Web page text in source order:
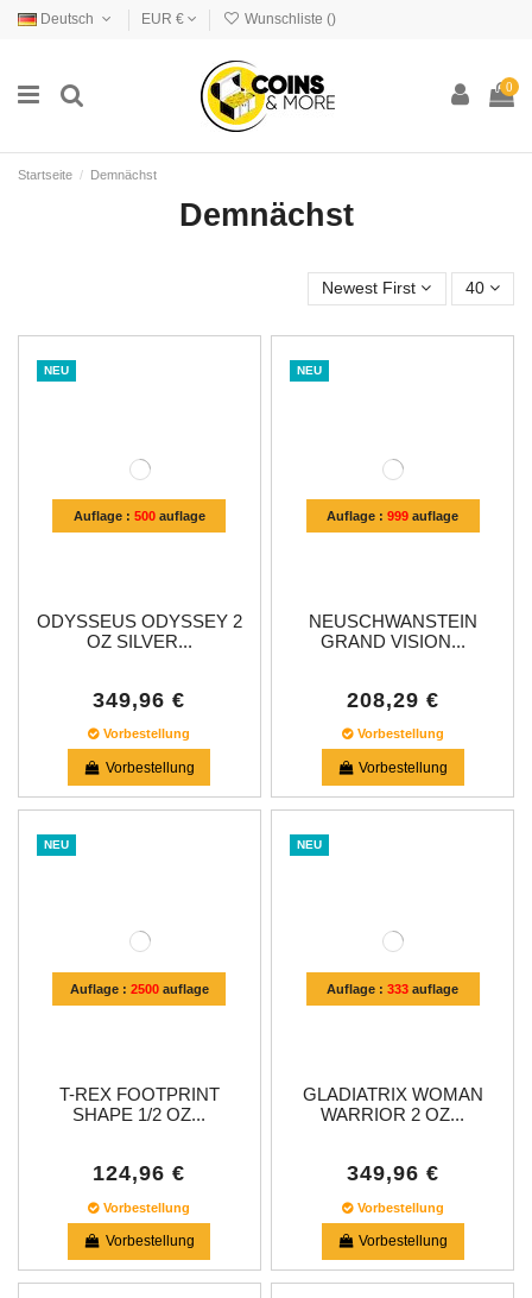
Deutsch EUR € Wunschliste ()
0
Startseite Demnächst
Demnächst
Newest First 40
Auflage : 500auflage
NEU
ODYSSEUS ODYSSEY 2
OZ SILVER...
349,96 €
Vorbestellung
Vorbestellung
Auflage :999 auflage
NEU
NEUSCHWANSTEIN
GRAND VISION...
208,29 €
Vorbestellung
Vorbestellung
Auflage : 2500auflage
NEU
T-REX FOOTPRINT
SHAPE 1/2 OZ...
124,96 €
Vorbestellung
Vorbestellung
Auflage :333 auflage
NEU
GLADIATRIX WOMAN
WARRIOR 2 OZ...
349,96 €
Vorbestellung
Vorbestellung